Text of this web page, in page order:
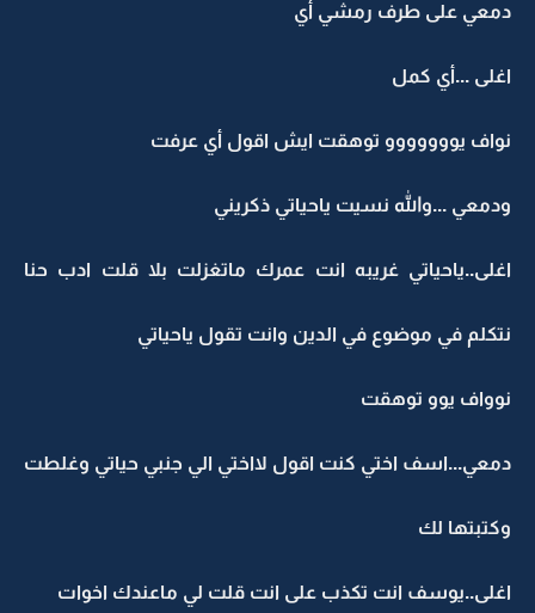
دمعي على طرف رمشي أي
اغلى ...أي كمل
نواف يووووووو توهقت ايش اقول أي عرفت
ودمعي ...والله نسيت ياحياتي ذكريني
اغلى..ياحياتي غريبه انت عمرك ماتغزلت بلا قلت ادب حنا
نتكلم في موضوع في الدين وانت تقول ياحياتي
نوواف يوو توهقت
دمعي...اسف اختي كنت اقول لااختي الي جنبي حياتي وغلطت
وكتبتها لك
اغلى..يوسف انت تكذب على انت قلت لي ماعندك اخوات